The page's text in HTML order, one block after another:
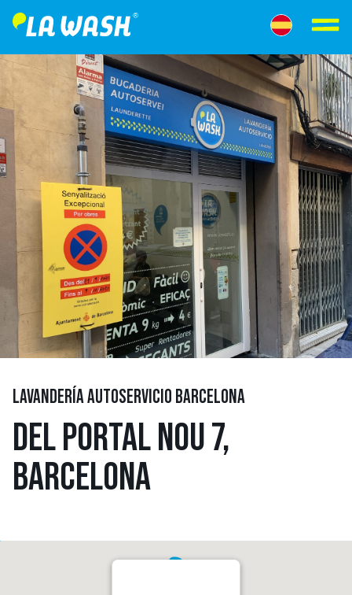
LAVANDERÍA AUTOSERVICIO BARCELONA
DEL PORTAL NOU 7,
BARCELONA